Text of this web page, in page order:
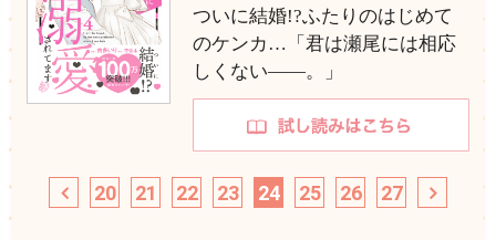
ついに結婚!?ふたりのはじめて
のケンカ…「君は瀬尾には相応
しくない――。」
20 21 22 23 24 25 26 27